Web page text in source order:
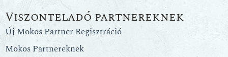
Viszonteladó partnereknek
Új Mokos Partner Regisztráció
Mokos Partnereknek